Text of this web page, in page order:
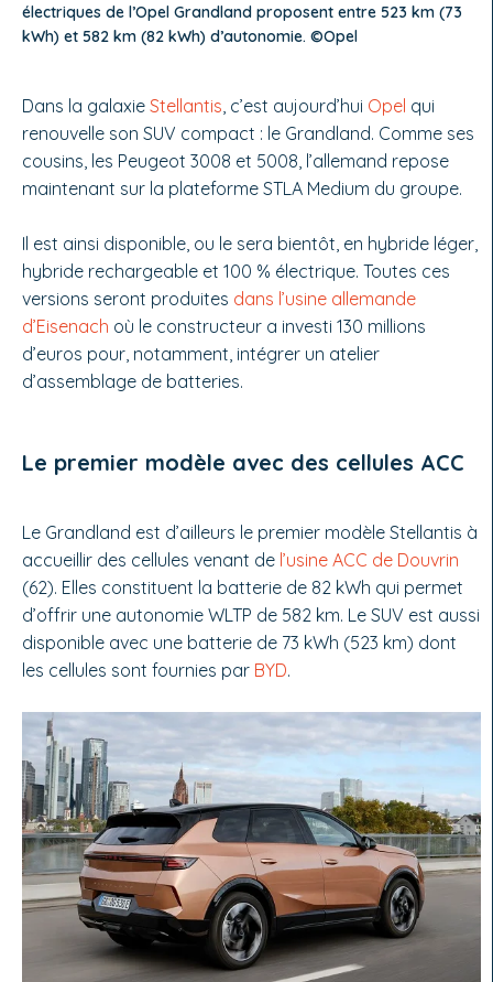
électriques de l’Opel Grandland proposent entre 523 km (73
kWh) et 582 km (82 kWh) d’autonomie. ©Opel
Dans la galaxie Stellantis , c’est aujourd’hui Opel qui
renouvelle son SUV compact : le Grandland. Comme ses
cousins, les Peugeot 3008 et 5008, l’allemand repose
maintenant sur la plateforme STLA Medium du groupe.
Il est ainsi disponible, ou le sera bientôt, en hybride léger,
hybride rechargeable et 100 % électrique. Toutes ces
versions seront produites dans l’usine allemande
d’Eisenach où le constructeur a investi 130 millions
d’euros pour, notamment, intégrer un atelier
d’assemblage de batteries.
Le premier modèle avec des cellules ACC
Le Grandland est d’ailleurs le premier modèle Stellantis à
accueillir des cellules venant de l’usine ACC de Douvrin
(62). Elles constituent la batterie de 82 kWh qui permet
d’offrir une autonomie WLTP de 582 km. Le SUV est aussi
disponible avec une batterie de 73 kWh (523 km) dont
les cellules sont fournies par BYD.